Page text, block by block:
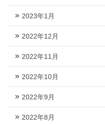
2023年1月
2022年12月
2022年11月
2022年10月
2022年9月
2022年8月